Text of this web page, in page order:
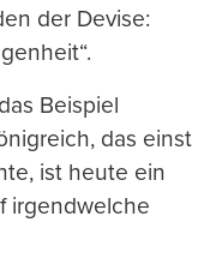
der Devise:
Beispiel
das einst
ist heute ein
irgendwelche